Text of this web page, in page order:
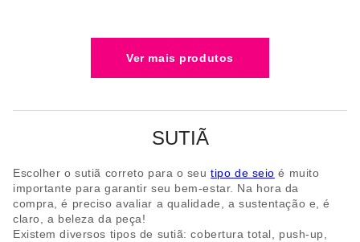
SUTIÃ
Escolher o sutiã correto para o seutipo de seio é muito
importante para garantir seu bem-estar. Na hora da
compra, é preciso avaliar a qualidade, a sustentação e, é
claro, a beleza da peça!
Existem diversos tipos de sutiã: cobertura total, push-up,